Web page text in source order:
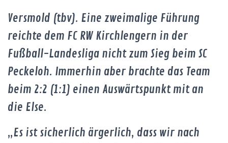
Versmold (tbv). Eine zweimalige Führung
reichte dem FC RW Kirchlengern in der
Fußball-Landesliga nicht zum Sieg beim SC
Peckeloh. Immerhin aber brachte das Team
beim 2:2 (1:1) einen Auswärtspunkt mit an
die Else.
„Es ist sicherlich ärgerlich, dass wir nach